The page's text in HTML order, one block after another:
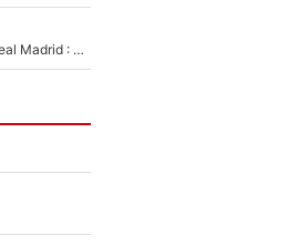
Coup de théâtre en Espagne, Rodri va trahir le Real Madrid : Le Ballon d'Or a choisi de signer au FC Barcelone !